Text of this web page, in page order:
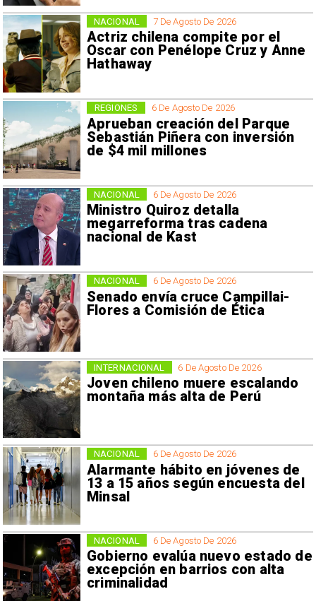
7 De Agosto De 2026
Actriz chilena compite por el
Oscar con Penélope Cruz y Anne
Hathaway
NACIONAL
6 De Agosto De 2026
Aprueban creación del Parque
Sebastián Piñera con inversión
de $4 mil millones
REGIONES
6 De Agosto De 2026
Ministro Quiroz detalla
megarreforma tras cadena
nacional de Kast
NACIONAL
6 De Agosto De 2026
Senado envía cruce Campillai-
Flores a Comisión de Ética
NACIONAL
6 De Agosto De 2026
Joven chileno muere escalando
montaña más alta de Perú
INTERNACIONAL
6 De Agosto De 2026
Alarmante hábito en jóvenes de
13 a 15 años según encuesta del
Minsal
NACIONAL
6 De Agosto De 2026
Gobierno evalúa nuevo estado de
excepción en barrios con alta
criminalidad
NACIONAL